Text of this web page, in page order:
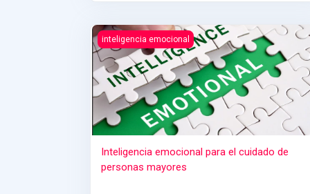
Inteligencia emocional para el cuidado de
inteligencia emocional
Inteligencia emocional para el cuidado de
personas mayores